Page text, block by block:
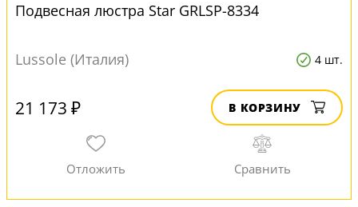
Подвесная люстра Star GRLSP-8334
Lussole (Италия) 4 шт.
21 173 ₽ В КОРЗИНУ